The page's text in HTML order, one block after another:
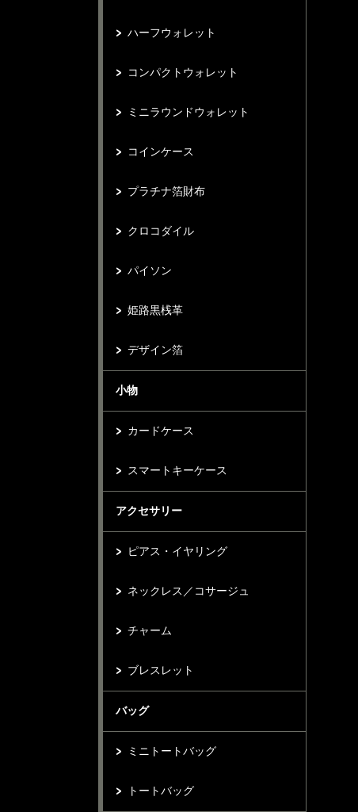
ハーフウォレット
コンパクトウォレット
ミニラウンドウォレット
コインケース
プラチナ箔財布
クロコダイル
パイソン
姫路黒桟革
デザイン箔
小物
カードケース
スマートキーケース
アクセサリー
ピアス・イヤリング
ネックレス／コサージュ
チャーム
ブレスレット
バッグ
ミニトートバッグ
トートバッグ